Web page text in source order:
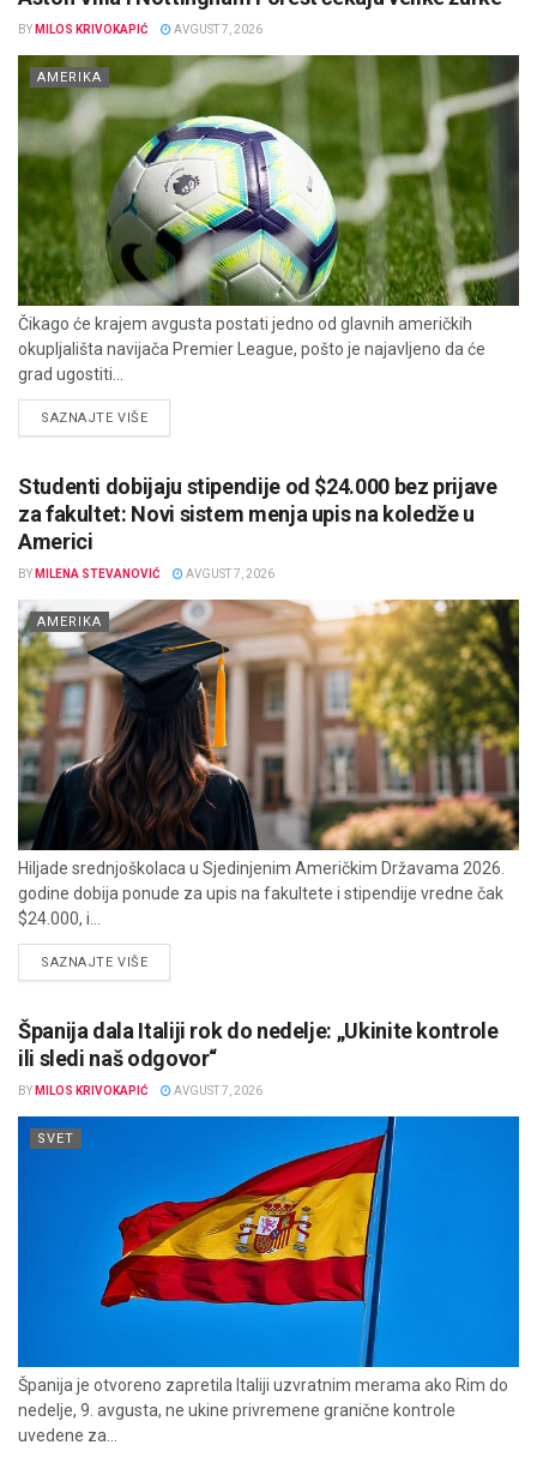
BY MILOS KRIVOKAPIĆ AVGUST 7, 2026
AMERIKA
Čikago će krajem avgusta postati jedno od glavnih američkih
okupljališta navijača Premier League, pošto je najavljeno da će
grad ugostiti...
SAZNAJTE VIŠEDETAILS
Studenti dobijaju stipendije od $24.000 bez prijave
za fakultet: Novi sistem menja upis na koledže u
Americi
BY MILENA STEVANOVIĆ AVGUST 7, 2026
AMERIKA
Hiljade srednjoškolaca u Sjedinjenim Američkim Državama 2026.
godine dobija ponude za upis na fakultete i stipendije vredne čak
$24.000, i...
SAZNAJTE VIŠEDETAILS
Španija dala Italiji rok do nedelje: „Ukinite kontrole
ili sledi naš odgovor“
BY MILOS KRIVOKAPIĆ AVGUST 7, 2026
SVET
Španija je otvoreno zapretila Italiji uzvratnim merama ako Rim do
nedelje, 9. avgusta, ne ukine privremene granične kontrole
uvedene za...